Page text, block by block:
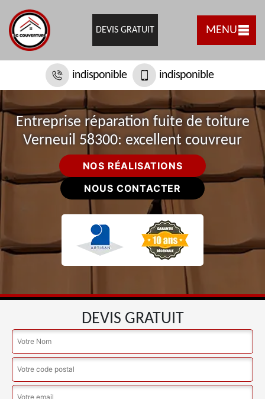
DEVIS GRATUIT MENU
indisponible indisponible
Entreprise réparation fuite de toiture
Verneuil 58300: excellent couvreur
NOS RÉALISATIONS
NOUS CONTACTER
DEVIS GRATUIT